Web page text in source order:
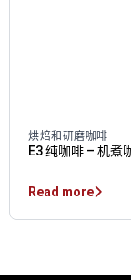
烘焙和研磨咖啡
E3 纯咖啡 – 机煮
Read more